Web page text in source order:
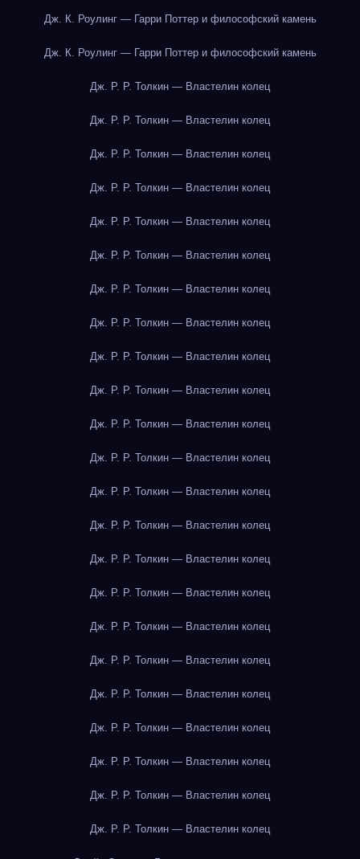
Дж. К. Роулинг — Гарри Поттер и философский камень
Дж. К. Роулинг — Гарри Поттер и философский камень
Дж. Р. Р. Толкин — Властелин колец
Дж. Р. Р. Толкин — Властелин колец
Дж. Р. Р. Толкин — Властелин колец
Дж. Р. Р. Толкин — Властелин колец
Дж. Р. Р. Толкин — Властелин колец
Дж. Р. Р. Толкин — Властелин колец
Дж. Р. Р. Толкин — Властелин колец
Дж. Р. Р. Толкин — Властелин колец
Дж. Р. Р. Толкин — Властелин колец
Дж. Р. Р. Толкин — Властелин колец
Дж. Р. Р. Толкин — Властелин колец
Дж. Р. Р. Толкин — Властелин колец
Дж. Р. Р. Толкин — Властелин колец
Дж. Р. Р. Толкин — Властелин колец
Дж. Р. Р. Толкин — Властелин колец
Дж. Р. Р. Толкин — Властелин колец
Дж. Р. Р. Толкин — Властелин колец
Дж. Р. Р. Толкин — Властелин колец
Дж. Р. Р. Толкин — Властелин колец
Дж. Р. Р. Толкин — Властелин колец
Дж. Р. Р. Толкин — Властелин колец
Дж. Р. Р. Толкин — Властелин колец
Дж. Р. Р. Толкин — Властелин колец